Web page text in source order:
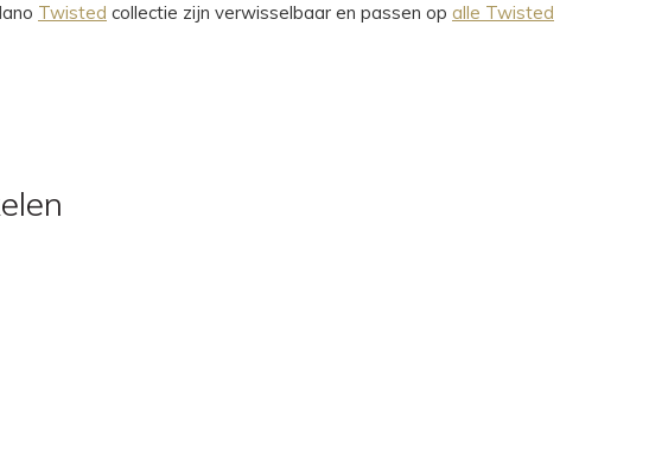
Twisted collectie zijn verwisselbaar en passen op alle Twisted